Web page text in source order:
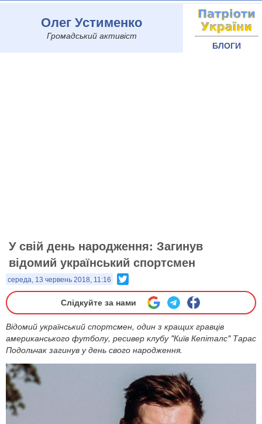
Олег Устименко
Громадський активіст
БЛОГИ
У свій день народження: Загинув
відомий український спортсмен
середа, 13 червень 2018, 11:16
Слідкуйте за нами
Відомий український спортсмен, один з кращих гравців
американського футболу, ресивер клубу "Київ Кепіталс" Тарас
Подольчак загинув у день свого народження.